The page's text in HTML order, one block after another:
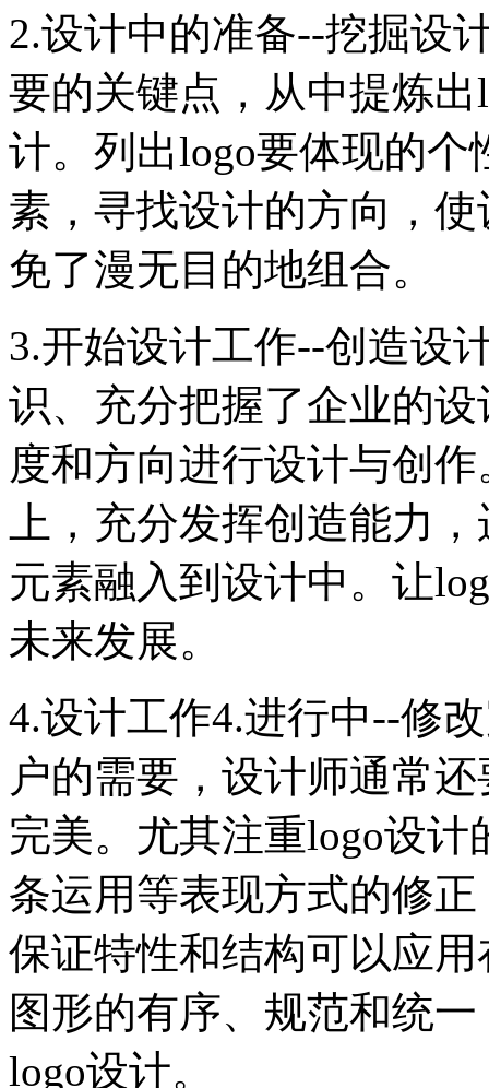
2.设计中的准备--挖掘设
要的关键点，从中提炼
计。列出logo要体现的
素，寻找设计的方向，
免了漫无目的地组合。
3.开始设计工作--创造设
识、充分把握了企业的
度和方向进行设计与创
上，充分发挥创造能力
元素融入到设计中。让
未来发展。
4.设计工作4.进行中--修
户的需要，设计师通常
完美。尤其注重logo设
条运用等表现方式的修
保证特性和结构可以应
图形的有序、规范和统
logo设计。